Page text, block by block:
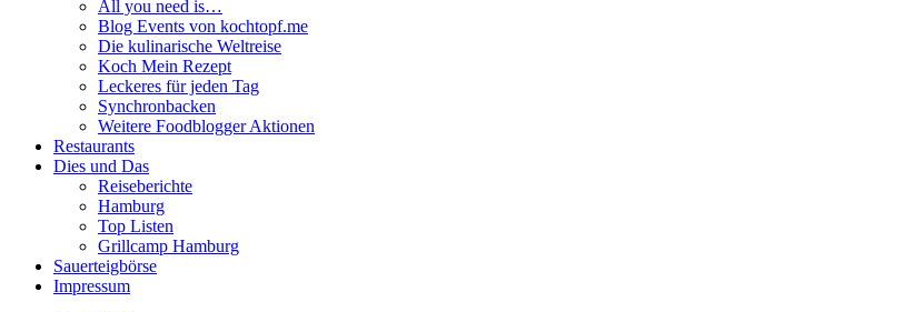
All you need is…
Blog Events von kochtopf.me
Die kulinarische Weltreise
Koch Mein Rezept
Leckeres für jeden Tag
Synchronbacken
Weitere Foodblogger Aktionen
Restaurants
Dies und Das
Reiseberichte
Hamburg
Top Listen
Grillcamp Hamburg
Sauerteigbörse
Impressum